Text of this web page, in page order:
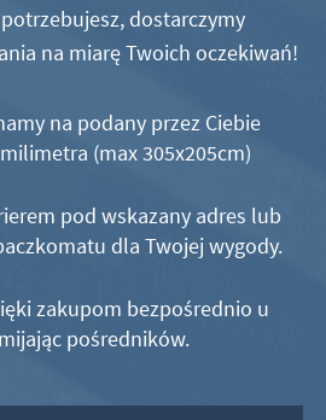
dostarczymy
na miarę Twoich oczekiwań!
na podany przez Ciebie
(max 305x205cm)
pod wskazany adres lub
dla Twojej wygody.
zakupom bezpośrednio u
pośredników.